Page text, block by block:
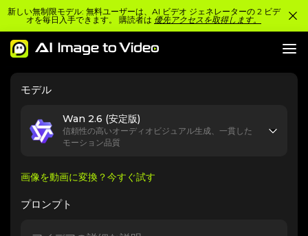
新しい無制限モデル: 無料ユーザーは、AI ビデオ ジェネレーターの 2 ビデ
オを毎日入手できます。 購読者は 優先アクセスを取得します。
モデル
Wan 2.6 (安定版)
信頼性の高いオーディオビジュアル生成、一貫した
モーション品質
画像を動画に変換？今すぐ試す
プロンプト